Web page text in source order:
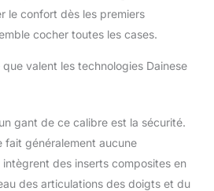
le confort dès les premiers
cocher toutes les cases.
valent les technologies Dainese
gant de ce calibre est la sécurité.
fait généralement aucune
des inserts composites en
des articulations des doigts et du